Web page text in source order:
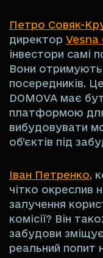
Петро Совяк-
директор Vesna
інвестори самі
Вони отримують
посередників.
DOMOVA має
платформою для
вибудовувати
об’єктів під
Іван Петренко,
чітко окреслив
залучення
комісії? Він
забудови
реальний попит